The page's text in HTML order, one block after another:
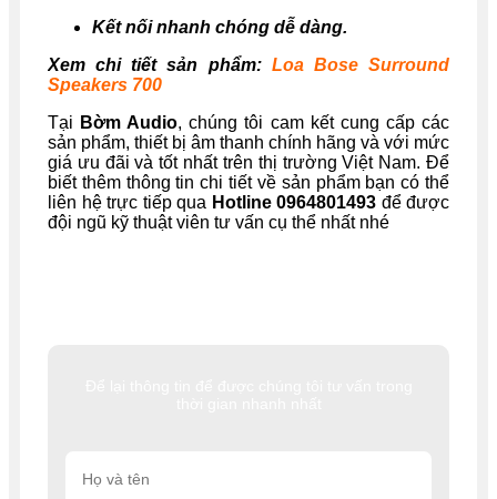
Kết nối nhanh chóng dễ dàng.
Xem chi tiết sản phẩm: Loa Bose Surround
Speakers 700
Tại Bờm Audio, chúng tôi cam kết cung cấp các
sản phẩm, thiết bị âm thanh chính hãng và với mức
giá ưu đãi và tốt nhất trên thị trường Việt Nam. Để
biết thêm thông tin chi tiết về sản phẩm bạn có thể
liên hệ trực tiếp qua Hotline 0964801493 để được
đội ngũ kỹ thuật viên tư vấn cụ thể nhất nhé